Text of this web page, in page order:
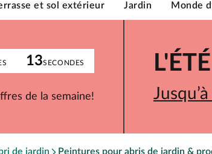
et sol extérieur Jardin Monde
13SECONDES
de la semaine!
de jardin Peintures pour abris de jardin &